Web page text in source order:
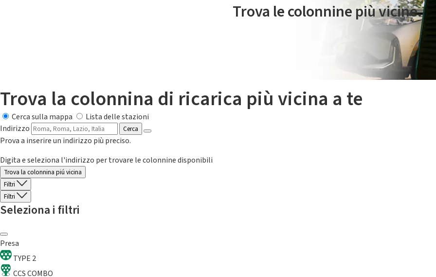
Trova le colonnine più vicine.
Trova la colonnina di ricarica più vicina a te
Cerca sulla mappa
Lista delle stazioni
Indirizzo
Cerca
Prova a inserire un indirizzo più preciso.
Digita e seleziona l'indirizzo per trovare le colonnine disponibili
Trova la colonnina piú vicina
Filtri
Filtri
Seleziona i filtri
Presa
TYPE 2
CCS COMBO